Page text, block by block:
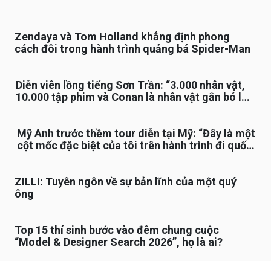
Zendaya và Tom Holland khẳng định phong
cách đôi trong hành trình quảng bá Spider-Man
Diễn viên lồng tiếng Sơn Trần: “3.000 nhân vật,
10.000 tập phim và Conan là nhân vật gắn bó lâu
Mỹ Anh trước thềm tour diễn tại Mỹ: “Đây là một
cột mốc đặc biệt của tôi trên hành trình đi quốc
ZILLI: Tuyên ngôn về sự bản lĩnh của một quý
ông
Top 15 thí sinh bước vào đêm chung cuộc
“Model & Designer Search 2026”, họ là ai?